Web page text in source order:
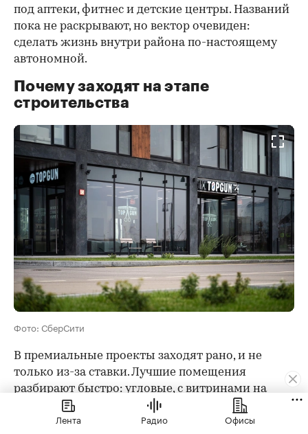
под аптеки, фитнес и детские центры. Названий
пока не раскрывают, но вектор очевиден:
сделать жизнь внутри района по-настоящему
автономной.
Почему заходят на этапе
строительства
Фото: СберСити
В премиальные проекты заходят рано, и не
только из-за ставки. Лучшие помещения
разбирают быстро: угловые, с витринами на
главный проспект, с нужной площадью. Позже
придется идти на компромисс по метражу или
Лента Радио Офисы